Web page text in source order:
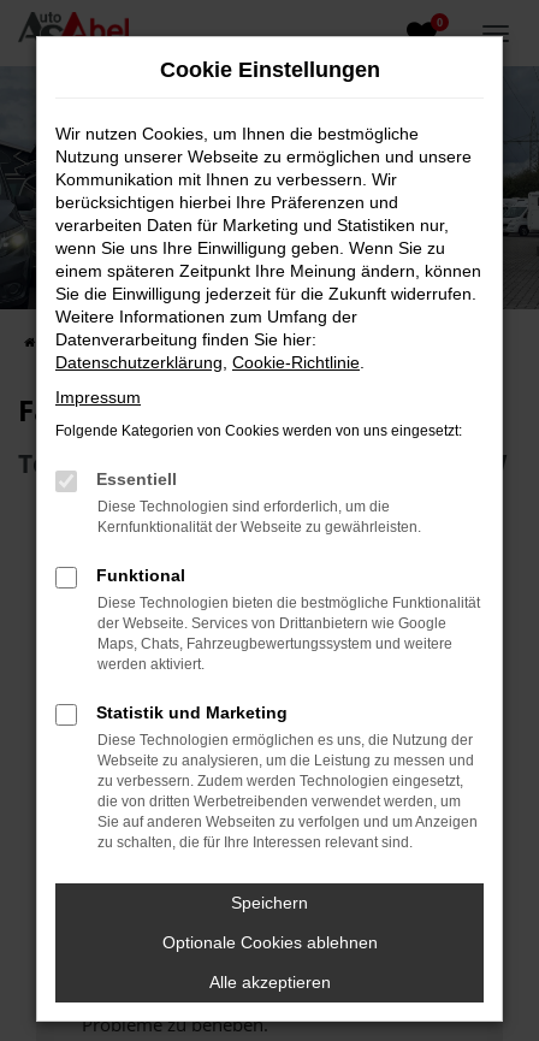
Zum
0
Fahrzeug-Showroom
Top Auswahl an Reisemobilen und PKW
Startseite Fahrzeugangebote Fahrzeugsuche
Fahrzeug-Showroom
Top Auswahl an Reisemobilen und PKW
Fehler: Network Error
Beim Laden ist ein Fehler aufgetreten.
Hier sind ein paar Tipps, die dir helfen können:
Internetverbindung.
Laden andere Webseiten, zum Beispiel deine
Suchmaschine?
Prüfe deine Browsererweiterungen.
Manche Erweiterungen, wie Werbeblocker,
können das Laden bestimmter Seiten
verhindern. Funktioniert die Seite in einem
anderen Browser oder in einem privaten
Starte dein Gerät neu.
Das kann manchmal helfen, vorübergehende
Probleme zu beheben.
Cookie Einstellungen
Wir nutzen Cookies, um Ihnen die bestmögliche
Nutzung unserer Webseite zu ermöglichen und unsere
Kommunikation mit Ihnen zu verbessern. Wir
berücksichtigen hierbei Ihre Präferenzen und
verarbeiten Daten für Marketing und Statistiken nur,
wenn Sie uns Ihre Einwilligung geben. Wenn Sie zu
einem späteren Zeitpunkt Ihre Meinung ändern, können
Sie die Einwilligung jederzeit für die Zukunft widerrufen.
Weitere Informationen zum Umfang der
Datenverarbeitung finden Sie hier:
Datenschutzerklärung Cookie-Richtlinie
Impressum
Folgende Kategorien von Cookies werden von uns eingesetzt:
Essentiell
Diese Technologien sind erforderlich, um die
Kernfunktionalität der Webseite zu gewährleisten.
Funktional
Diese Technologien bieten die bestmögliche Funktionalität
der Webseite. Services von Drittanbietern wie Google
Maps, Chats, Fahrzeugbewertungssystem und weitere
werden aktiviert.
Statistik und Marketing
Diese Technologien ermöglichen es uns, die Nutzung der
Webseite zu analysieren, um die Leistung zu messen und
zu verbessern. Zudem werden Technologien eingesetzt,
die von dritten Werbetreibenden verwendet werden, um
Sie auf anderen Webseiten zu verfolgen und um Anzeigen
zu schalten, die für Ihre Interessen relevant sind.
Speichern
Optionale Cookies ablehnen
Alle akzeptieren